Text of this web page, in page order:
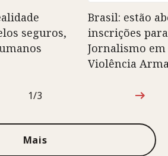
seguros,
Brasil: estão
inscrições
Jornalismo
Violência
1 de 3
1/3
Mais